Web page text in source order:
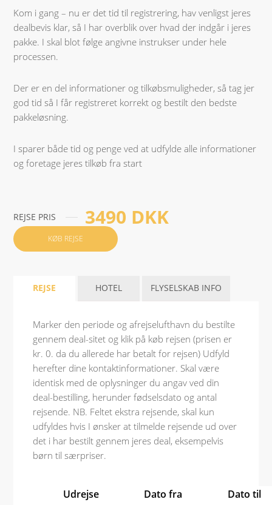
Kom i gang – nu er det tid til registrering, hav venligst jeres
dealbevis klar, så I har overblik over hvad der indgår i jeres
pakke. I skal blot følge angivne instrukser under hele
processen.
Der er en del informationer og tilkøbsmuligheder, så tag jer
god tid så I får registreret korrekt og bestilt den bedste
pakkeløsning.
I sparer både tid og penge ved at udfylde alle informationer
og foretage jeres tilkøb fra start
REJSE PRIS 3490 DKK
KØB REJSE
REJSE HOTEL FLYSELSKAB INFO
Marker den periode og afrejselufthavn du bestilte
gennem deal-sitet og klik på køb rejsen (prisen er
kr. 0. da du allerede har betalt for rejsen) Udfyld
herefter dine kontaktinformationer. Skal være
identisk med de oplysninger du angav ved din
deal-bestilling, herunder fødselsdato og antal
rejsende. NB. Feltet ekstra rejsende, skal kun
udfyldes hvis I ønsker at tilmelde rejsende ud over
det i har bestilt gennem jeres deal, eksempelvis
børn til særpriser.
Udrejse Dato fra Dato til